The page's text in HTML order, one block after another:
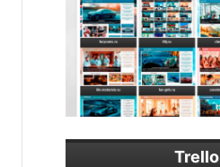
Trello